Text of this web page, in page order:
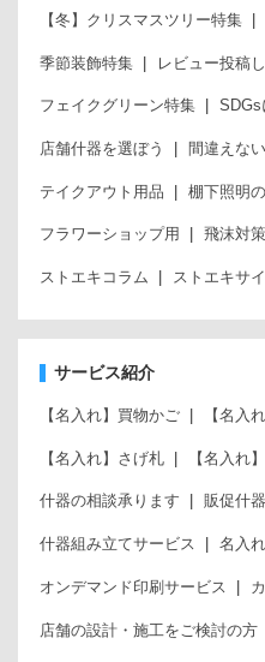
【冬】クリスマスツリー特集
季節装飾特集 レビュー投稿
フェイクグリーン特集 SDGs
店舗什器を選ぼう 間違えな
テイクアウト用品 棚下照明
フラワーショップ用 飛沫対
ストエキコラム ストエキサ
サービス紹介
【名入れ】買物かご 【名入
【名入れ】さげ札 【名入れ
什器の相談承ります 販促什
什器組み立てサービス 名入
オンデマンド印刷サービス
店舗の設計・施工をご検討の方